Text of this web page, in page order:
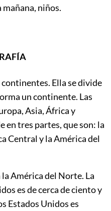
niños.
Ella se divide
un continente. Las
Asia, África y
en tres partes, que son: la
Central y la América del
América del Norte. La
es de cerca de ciento y
Estados Unidos es